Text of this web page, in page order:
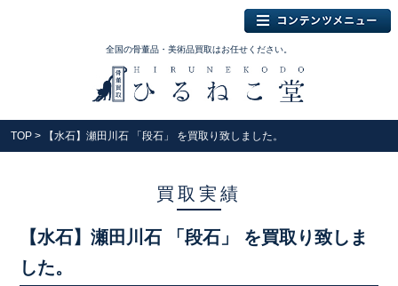
全国の骨董品・美術品買取はお任せください。
TOP > 【水石】瀬田川石 「段石」 を買取り致しました。
買取実績
【水石】瀬田川石 「段石」 を買取り致しま
した。